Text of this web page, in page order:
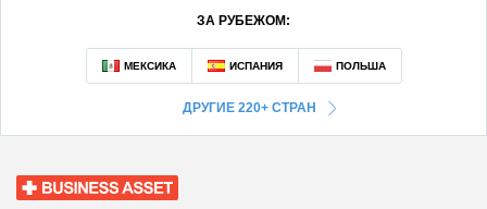
ЗА РУБЕЖОМ:
ДРУГИЕ 220+ СТРАН
Business Asset